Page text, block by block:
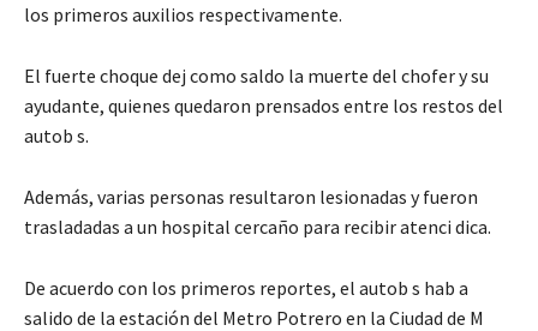
los primeros auxilios respectivamente.
El fuerte choque dej como saldo la muerte del chofer y su
ayudante, quienes quedaron prensados entre los restos del
autob s.
Además, varias personas resultaron lesionadas y fueron
trasladadas a un hospital cercaño para recibir atenci dica.
De acuerdo con los primeros reportes, el autob s hab a
salido de la estación del Metro Potrero en la Ciudad de M